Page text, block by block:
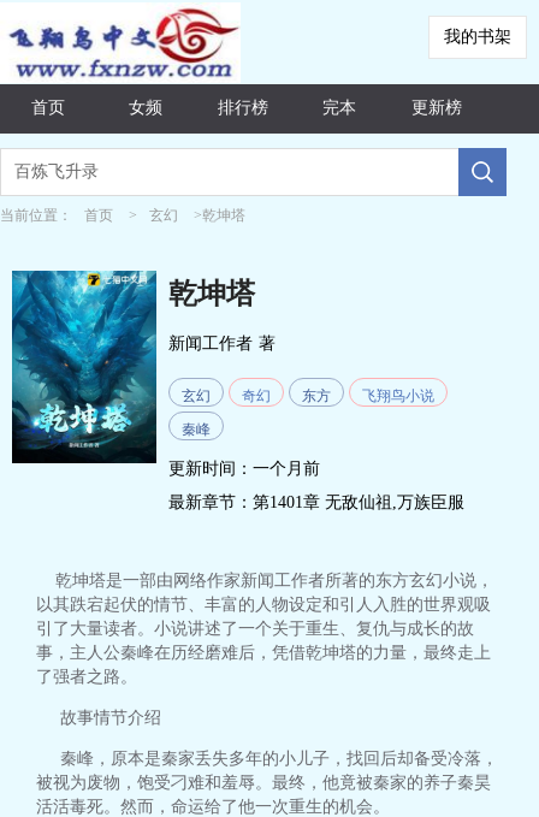
我的书架
首页 女频 排行榜 完本 更新榜
当前位置： 首页 > 玄幻 >乾坤塔
乾坤塔
新闻工作者 著
玄幻 奇幻 东方
飞翔鸟小说
秦峰
更新时间：一个月前
最新章节： 第1401章 无敌仙祖,万族臣服
乾坤塔是一部由网络作家新闻工作者所著的东方玄幻小说，
以其跌宕起伏的情节、丰富的人物设定和引人入胜的世界观吸
引了大量读者。小说讲述了一个关于重生、复仇与成长的故
事，主人公秦峰在历经磨难后，凭借乾坤塔的力量，最终走上
了强者之路。
故事情节介绍
秦峰，原本是秦家丢失多年的小儿子，找回后却备受冷落，
被视为废物，饱受刁难和羞辱。最终，他竟被秦家的养子秦昊
活活毒死。然而，命运给了他一次重生的机会。